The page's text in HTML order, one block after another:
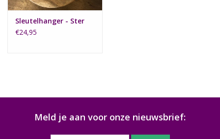
Sleutelhanger - Ster
€24,95
Meld je aan voor onze nieuwsbrief: